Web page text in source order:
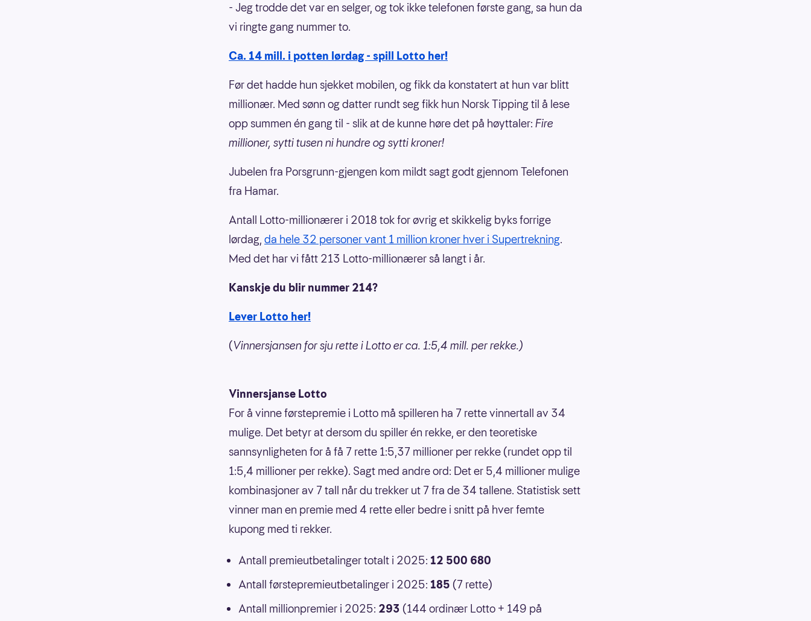
- Jeg trodde det var en selger, og tok ikke telefonen første gang, sa hun da
vi ringte gang nummer to.
Ca. 14 mill. i potten lørdag - spill Lotto her!
Før det hadde hun sjekket mobilen, og fikk da konstatert at hun var blitt
millionær. Med sønn og datter rundt seg fikk hun Norsk Tipping til å lese
opp summen én gang til - slik at de kunne høre det på høyttaler: Fire
millioner, sytti tusen ni hundre og sytti kroner!
Jubelen fra Porsgrunn-gjengen kom mildt sagt godt gjennom Telefonen
fra Hamar.
Antall Lotto-millionærer i 2018 tok for øvrig et skikkelig byks forrige
lørdag, da hele 32 personer vant 1 million kroner hver i Supertrekning.
Med det har vi fått 213 Lotto-millionærer så langt i år.
Kanskje du blir nummer 214?
Lever Lotto her!
(Vinnersjansen for sju rette i Lotto er ca. 1:5,4 mill. per rekke.)
Vinnersjanse Lotto
For å vinne førstepremie i Lotto må spilleren ha 7 rette vinnertall av 34
mulige. Det betyr at dersom du spiller én rekke, er den teoretiske
sannsynligheten for å få 7 rette 1:5,37 millioner per rekke (rundet opp til
1:5,4 millioner per rekke). Sagt med andre ord: Det er 5,4 millioner mulige
kombinasjoner av 7 tall når du trekker ut 7 fra de 34 tallene. Statistisk sett
vinner man en premie med 4 rette eller bedre i snitt på hver femte
kupong med ti rekker.
Antall premieutbetalinger totalt i 2025: 12 500 680
Antall førstepremieutbetalinger i 2025: 185 (7 rette)
Antall millionpremier i 2025: 293 (144 ordinær Lotto + 149 på